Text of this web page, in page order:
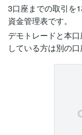
3口座までの取引を
資金管理表です。
デモトレードと本
している方は別の